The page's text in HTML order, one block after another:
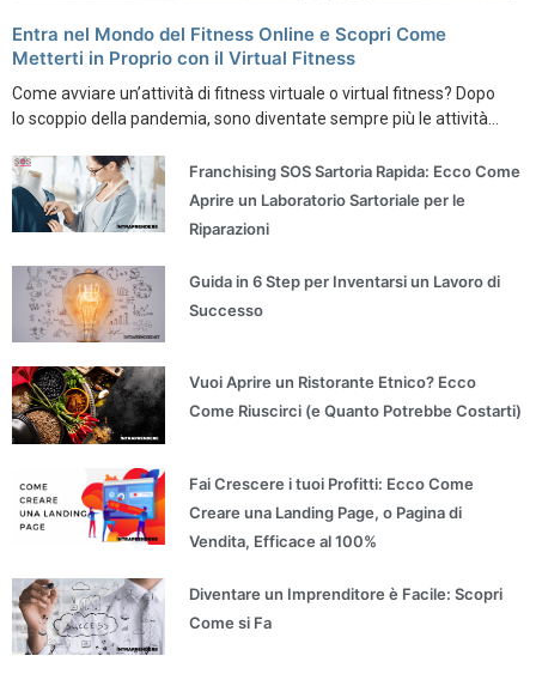
Entra nel Mondo del Fitness Online e Scopri Come
Metterti in Proprio con il Virtual Fitness
Come avviare un’attività di fitness virtuale o virtual fitness? Dopo
lo scoppio della pandemia, sono diventate sempre più le attività...
Franchising SOS Sartoria Rapida: Ecco Come
Aprire un Laboratorio Sartoriale per le
Riparazioni
Guida in 6 Step per Inventarsi un Lavoro di
Successo
Vuoi Aprire un Ristorante Etnico? Ecco
Come Riuscirci (e Quanto Potrebbe Costarti)
Fai Crescere i tuoi Profitti: Ecco Come
Creare una Landing Page, o Pagina di
Vendita, Efficace al 100%
Diventare un Imprenditore è Facile: Scopri
Come si Fa